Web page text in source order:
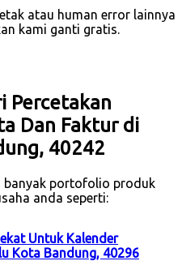
atau human error lainnya
kami ganti gratis.
Percetakan
Dan Faktur di
40242
banyak portofolio produk
anda seperti:
Untuk Kalender
Kota Bandung, 40296